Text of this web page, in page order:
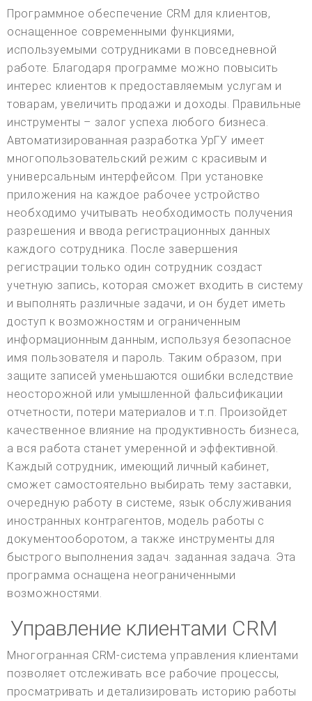
Программное обеспечение CRM для клиентов,
оснащенное современными функциями,
используемыми сотрудниками в повседневной
работе. Благодаря программе можно повысить
интерес клиентов к предоставляемым услугам и
товарам, увеличить продажи и доходы. Правильные
инструменты – залог успеха любого бизнеса.
Автоматизированная разработка УрГУ имеет
многопользовательский режим с красивым и
универсальным интерфейсом. При установке
приложения на каждое рабочее устройство
необходимо учитывать необходимость получения
разрешения и ввода регистрационных данных
каждого сотрудника. После завершения
регистрации только один сотрудник создаст
учетную запись, которая сможет входить в систему
и выполнять различные задачи, и он будет иметь
доступ к возможностям и ограниченным
информационным данным, используя безопасное
имя пользователя и пароль. Таким образом, при
защите записей уменьшаются ошибки вследствие
неосторожной или умышленной фальсификации
отчетности, потери материалов и т.п. Произойдет
качественное влияние на продуктивность бизнеса,
а вся работа станет умеренной и эффективной.
Каждый сотрудник, имеющий личный кабинет,
сможет самостоятельно выбирать тему заставки,
очередную работу в системе, язык обслуживания
иностранных контрагентов, модель работы с
документооборотом, а также инструменты для
быстрого выполнения задач. заданная задача. Эта
программа оснащена неограниченными
возможностями.
Управление клиентами CRM
Многогранная CRM-система управления клиентами
позволяет отслеживать все рабочие процессы,
просматривать и детализировать историю работы